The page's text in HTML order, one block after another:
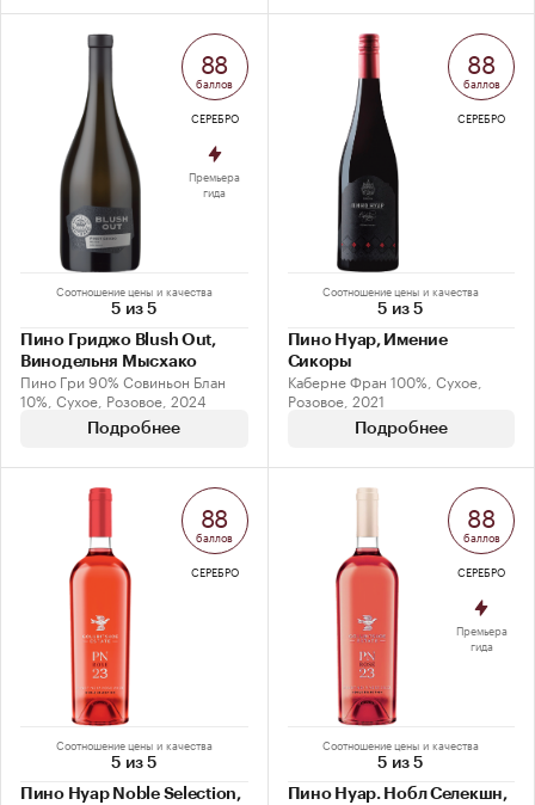
Соотношение цены и качества
5 из 5
Пино Гриджо Blush Out,
Винодельня Мысхако
Пино Гри 90% Совиньон Блан
10%, Сухое, Розовое, 2024
Подробнее
88
баллов
СЕРЕБРО
Премьера
гида
Соотношение цены и качества
5 из 5
Пино Нуар, Имение
Сикоры
Каберне Фран 100%, Сухое,
Розовое, 2021
Подробнее
88
баллов
СЕРЕБРО
Соотношение цены и качества
5 из 5
Пино Нуар Noble Selection,
88
баллов
СЕРЕБРО
Соотношение цены и качества
5 из 5
Пино Нуар. Нобл Селекшн,
88
баллов
СЕРЕБРО
Премьера
гида